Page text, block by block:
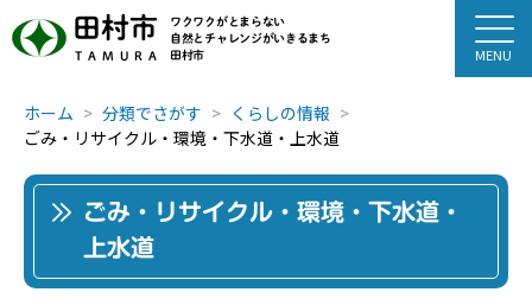
田村市
TAMURA
ワクワクがとまらない
自然とチャレンジがいきるまち
田村市
ホーム 分類でさがす
くらしの情報
ごみ・リサイクル・環境・下水道・上水道
ごみ・リサイクル・環境・下水道・
上水道